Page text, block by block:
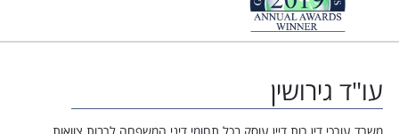
עו"ד גירושין
משרד עורכי דין רות דיין עוסק בכל תחומי דיני המשפחה לרבות צוואות